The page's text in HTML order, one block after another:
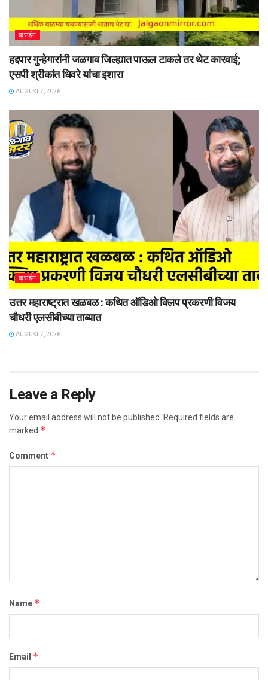
क्राईम
हद्दपार गुन्हेगारांनी जळगाव जिल्ह्यात पाऊल टाकले तर थेट कारवाई;
एसपी श्रीकांत धिवरे यांचा इशारा
AUGUST 7, 2026
क्राईम
उत्तर महाराष्ट्रात खळबळ : कथित ऑडिओ क्लिप प्रकरणी विजय
चौधरी एलसीबीच्या ताब्यात
AUGUST 7, 2026
Leave a Reply
Your email address will not be published.
Required fields are
marked *
Comment *
Name *
Email *